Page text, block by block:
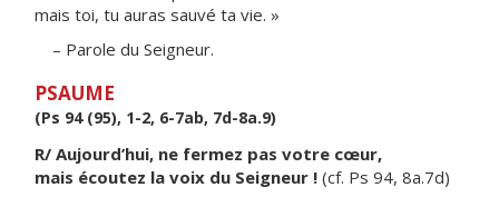
mais toi, tu auras sauvé ta vie. »
– Parole du Seigneur.
PSAUME
(Ps 94 (95), 1-2, 6-7ab, 7d-8a.9)
R/ Aujourd’hui, ne fermez pas votre cœur,
mais écoutez la voix du Seigneur ! (cf. Ps 94, 8a.7d)